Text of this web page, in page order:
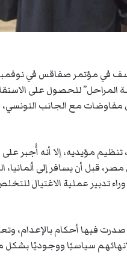
مؤيديه، إلا أنه أُجبر
وراء تدبير عملية الاغتيال
فيها أحكام بالإعدام،
سياسيًا ووجوديًا بشكل